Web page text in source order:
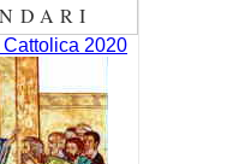
2020